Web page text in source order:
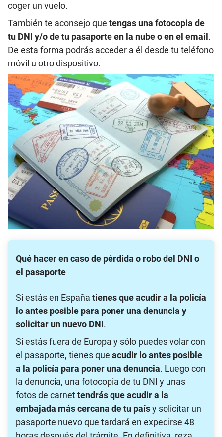
coger un vuelo.
También te aconsejo que tengas una fotocopia de
tu DNI y/o de tu pasaporte en la nube o en el email .
De esta forma podrás acceder a él desde tu teléfono
móvil u otro dispositivo.
Qué hacer en caso de pérdida o robo del DNI o
el pasaporte
Si estás en España tienes que acudir a la policía
lo antes posible para poner una denuncia y
solicitar un nuevo DNI.
Si estás fuera de Europa y sólo puedes volar con
el pasaporte, tienes que acudir lo antes posible
a la policía para poner una denuncia. Luego con
la denuncia, una fotocopia de tu DNI y unas
fotos de carnettendrás que acudir a la
embajada más cercana de tu paísy solicitar un
pasaporte nuevo que tardará en expedirse 48